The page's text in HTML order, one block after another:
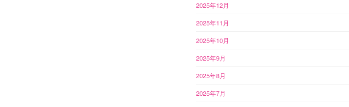
2025年12月
2025年11月
2025年10月
2025年9月
2025年8月
2025年7月